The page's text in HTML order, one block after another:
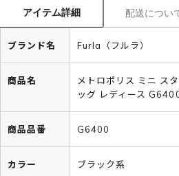
アイテム詳細 配送につい
ブランド名 Furla（フルラ）
商品名
メトロポリス ミニ ス
ッグ レディース
商品品番 G6400
カラー ブラック系